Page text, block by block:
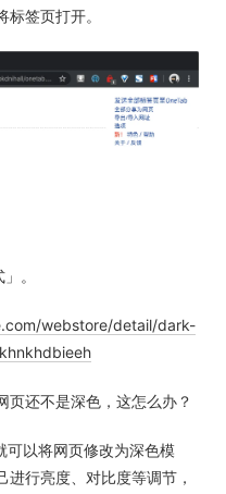
签页打开。
。
webstore/detail/dark-
页还不是深色，这怎么办？
以将网页修改为深色模
行亮度、对比度等调节，